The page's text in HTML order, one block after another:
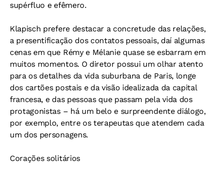
supérfluo e efêmero.
Klapisch prefere destacar a concretude das relações,
a presentificação dos contatos pessoais, daí algumas
cenas em que Rémy e Mélanie quase se esbarram em
muitos momentos. O diretor possui um olhar atento
para os detalhes da vida suburbana de Paris, longe
dos cartões postais e da visão idealizada da capital
francesa, e das pessoas que passam pela vida dos
protagonistas – há um belo e surpreendente diálogo,
por exemplo, entre os terapeutas que atendem cada
um dos personagens.
Corações solitários